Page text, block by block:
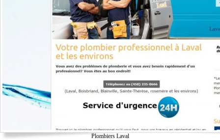
Plombiers Laval